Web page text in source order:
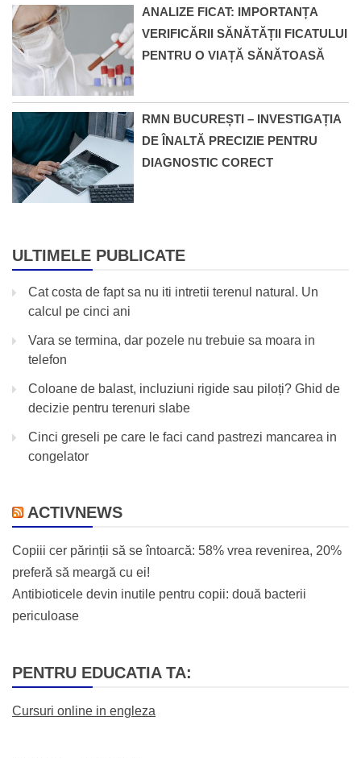
ANALIZE FICAT: IMPORTANȚA
VERIFICĂRII SĂNĂTĂȚII FICATULUI
PENTRU O VIAȚĂ SĂNĂTOASĂ
RMN BUCUREȘTI – INVESTIGAȚIA
DE ÎNALTĂ PRECIZIE PENTRU
DIAGNOSTIC CORECT
ULTIMELE PUBLICATE
Cat costa de fapt sa nu iti intretii terenul natural. Un
calcul pe cinci ani
Vara se termina, dar pozele nu trebuie sa moara in
telefon
Coloane de balast, incluziuni rigide sau piloți? Ghid de
decizie pentru terenuri slabe
Cinci greseli pe care le faci cand pastrezi mancarea in
congelator
ACTIVNEWS
Copiii cer părinții să se întoarcă: 58% vrea revenirea, 20%
preferă să meargă cu ei!
Antibioticele devin inutile pentru copii: două bacterii
periculoase
PENTRU EDUCATIA TA:
Cursuri online in engleza